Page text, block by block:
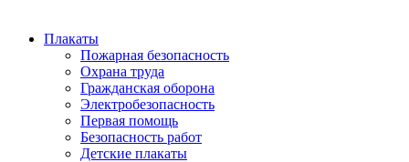
Плакаты
Пожарная безопасность
Охрана труда
Гражданская оборона
Электробезопасность
Первая помощь
Безопасность работ
Детские плакаты